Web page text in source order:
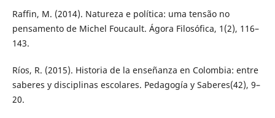
Raffin, M. (2014). Natureza e política: uma tensão no
pensamento de Michel Foucault. Ágora Filosófica, 1(2), 116–
143.
Ríos, R. (2015). Historia de la enseñanza en Colombia: entre
saberes y disciplinas escolares. Pedagogía y Saberes(42), 9–
20.